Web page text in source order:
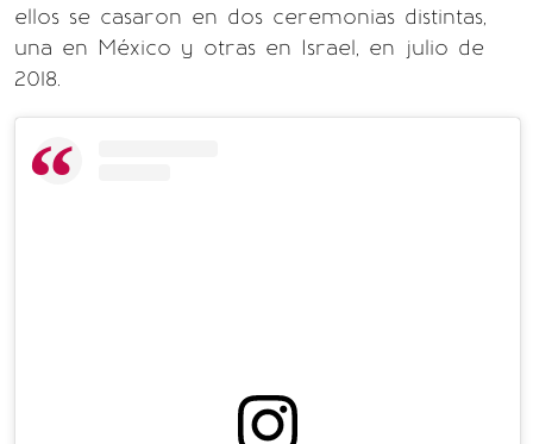
ellos se casaron en dos ceremonias distintas,
una en México y otras en Israel, en julio de
2018.